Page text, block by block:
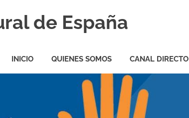
de España
INICIO QUIENES SOMOS CANAL DIRECTO